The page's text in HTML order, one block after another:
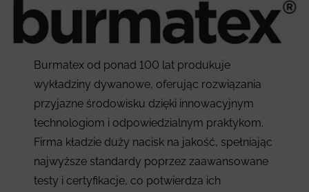
Burmatex od ponad 100 lat produkuje
wykładziny dywanowe, oferując rozwiązania
przyjazne środowisku dzięki innowacyjnym
technologiom i odpowiedzialnym praktykom.
Firma kładzie duży nacisk na jakość, spełniając
najwyższe standardy poprzez zaawansowane
testy i certyfikacje, co potwierdza ich